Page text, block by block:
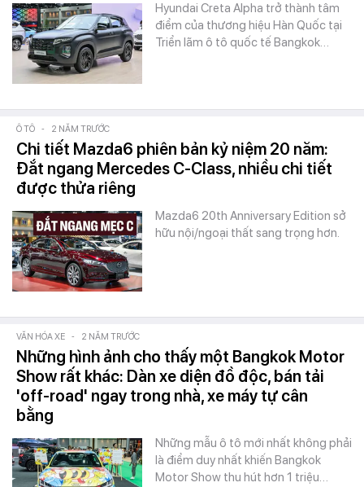
Hyundai Creta Alpha trở thành tâm
điểm của thương hiệu Hàn Quốc tại
Triển lãm ô tô quốc tế Bangkok…
Ô TÔ - 2 NĂM TRƯỚC
Chi tiết Mazda6 phiên bản kỷ niệm 20 năm:
Đắt ngang Mercedes C-Class, nhiều chi tiết
được thửa riêng
Mazda6 20th Anniversary Edition sở
hữu nội/ngoại thất sang trọng hơn.
VĂN HÓA XE - 2 NĂM TRƯỚC
Những hình ảnh cho thấy một Bangkok Motor
Show rất khác: Dàn xe diện đồ độc, bán tải
'off-road' ngay trong nhà, xe máy tự cân
bằng
Những mẫu ô tô mới nhất không phải
là điểm duy nhất khiến Bangkok
Motor Show thu hút hơn 1 triệu…